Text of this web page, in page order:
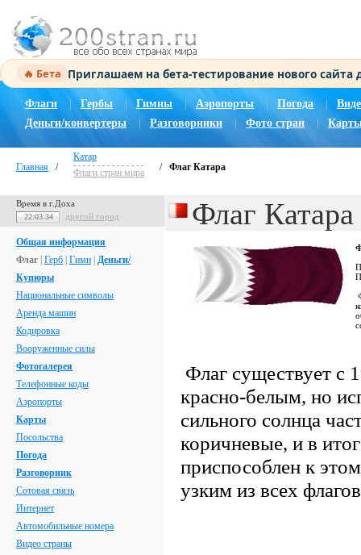
🔥 Бета Приглашаем на бета-тестирование нового
Флаги Гербы Гимны | Аэропорты Погода |
Деньги/конвертеры
Разговорники Фото стран
Главная /
Катар
Флаги стран мира
/ Флаг Катара
Время в г.Доха
22:03:35 другой город
Общая информация
Флаг Герб Гимн Деньги/
Купюры
Национальные символы
Аренда машин
Кодировка
Вооруженные силы
Фотогалерея
Телефонные коды
Аэропорты
Карты
Посольства
Погода
Разговорник
Сотовая связь
Интернет
Автомобильные номера
Видео страны
Флаг Катара
Флаг существует с
красно-белым, но
сильного солнца
коричневые, и в
приспособлен к
узким из всех